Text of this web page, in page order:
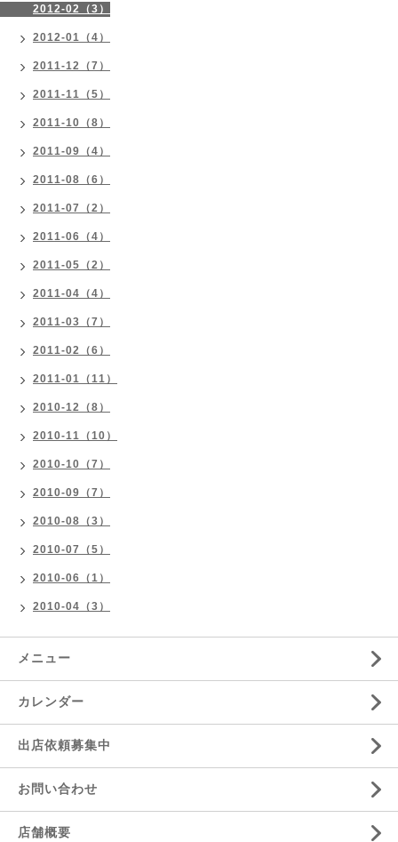
2012-02（3）
2012-01（4）
2011-12（7）
2011-11（5）
2011-10（8）
2011-09（4）
2011-08（6）
2011-07（2）
2011-06（4）
2011-05（2）
2011-04（4）
2011-03（7）
2011-02（6）
2011-01（11）
2010-12（8）
2010-11（10）
2010-10（7）
2010-09（7）
2010-08（3）
2010-07（5）
2010-06（1）
2010-04（3）
メニュー
カレンダー
出店依頼募集中
お問い合わせ
店舗概要